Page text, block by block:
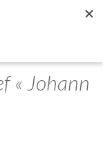
« Johann